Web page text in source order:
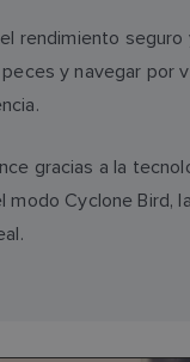
y navegar
gracias a la
Cyclone Bird,